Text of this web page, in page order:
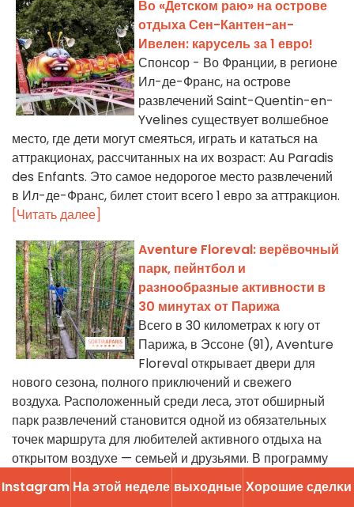
Во «Детском раю» на острове
отдыха Сен-Кантен-ан-
Ивелен: карусель за 1 евро!
Спонсор - Во Франции, в регионе
Ил-де-Франс, на острове
развлечений Saint-Quentin-en-
Yvelines существует волшебное
место, где дети могут смеяться, играть и кататься на
аттракционах, рассчитанных на их возраст: Au Paradis
des Enfants. Это самое недорогое место развлечений
в Ил-де-Франс, билет стоит всего 1 евро за аттракцион.
[Читать далее]
Aventure Floreval: верёвочный
парк, пейнтбол и
разнообразные активности в
30 минутах от Парижа
Всего в 30 километрах к югу от
Парижа, в Эссоне (91), Aventure
Floreval открывает двери для
нового сезона, полного приключений и свежего
воздуха. Расположенный среди леса, этот обширный
парк развлечений становится одной из обязательных
точек маршрута для любителей активного отдыха на
открытом воздухе — семьей и друзьями. В программу
дня входят верёвочные трассы, тиrolлины, мини‑гольф
по мотивам Юрского периода, пейнбол, квест‑экскейп
Instagram На этой неделе выходные Хорошие сделĸи